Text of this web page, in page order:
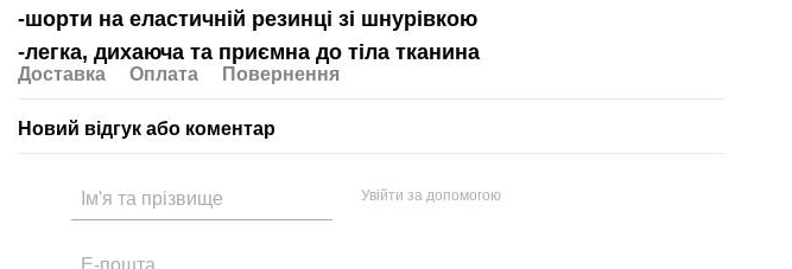
-шорти на еластичній резинці зі шнурівкою
-легка, дихаюча та приємна до тіла тканина
Доставка Оплата Повернення
Новий відгук або коментар
Увійти за допомогою